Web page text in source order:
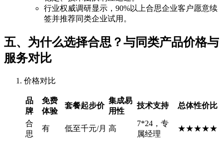
行业权威调研显示，90%以上合思企业客户愿意续
签并推荐同类企业试用。
五、为什么选择合思？与同类产品价格与
服务对比
价格对比
品
牌
免费
体验
套餐起步价
集成易
用性
技术支持 总体性价比
合
思
有 低至千元/月 高
7*24，专
属经理
★★★★★